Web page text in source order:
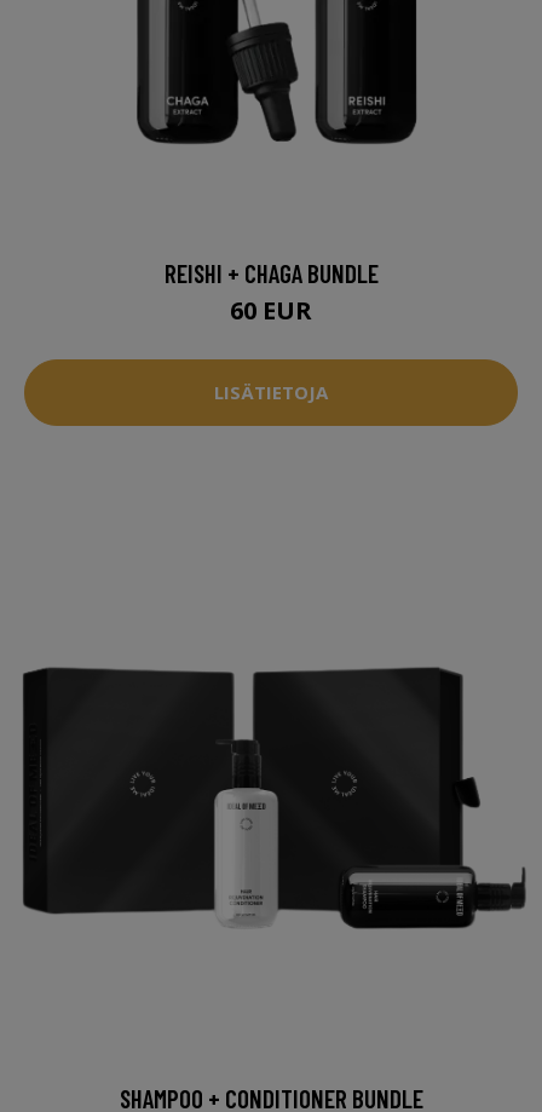
REISHI + CHAGA BUNDLE
60 EUR
LISÄTIETOJA
SHAMPOO + CONDITIONER BUNDLE